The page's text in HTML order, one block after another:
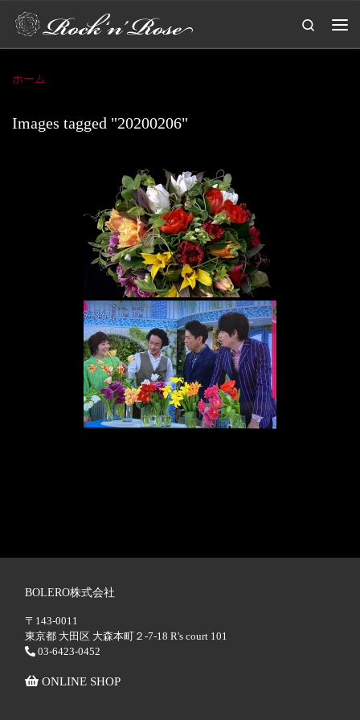
コンテンツへスキップ
Search
ホーム
Images tagged "20200206"
BOLERO株式会社
〒143-0011
東京都 大田区 大森本町２-7-18 R's court 101
03-6423-0452
ONLINE SHOP